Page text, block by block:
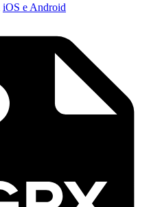
iOS e Android